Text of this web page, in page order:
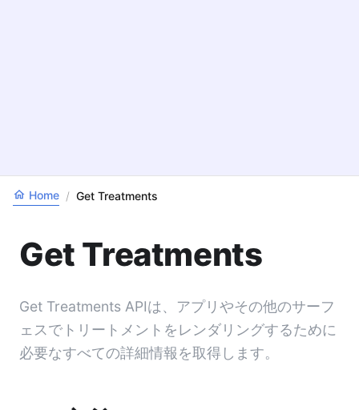
Home / Get Treatments
Get Treatments
Get Treatments APIは、アプリやその他のサーフ
ェスでトリートメントをレンダリングするために
必要なすべての詳細情報を取得します。